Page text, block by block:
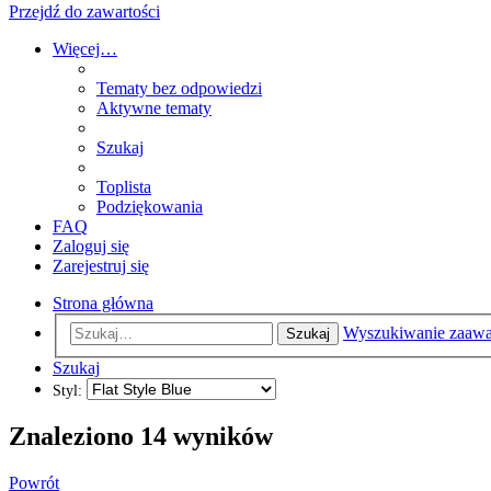
Przejdź do zawartości
Więcej…
Tematy bez odpowiedzi
Aktywne tematy
Szukaj
Toplista
Podziękowania
FAQ
Zaloguj się
Zarejestruj się
Strona główna
Szukaj
Wyszukiwanie
Szukaj
Styl:
Znaleziono 14 wyników
Powrót